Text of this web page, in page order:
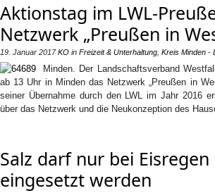
Aktionstag im LWL-
Netzwerk „Preußen in
19. Januar 2017 KO in Freizeit & Unterhaltung Kreis Minden -
Minden. Der Landschaftsverband
ab 13 Uhr in Minden das Netzwerk „Preußen in
seiner Übernahme durch den LWL im Jahr 2016
über das Netzwerk und die Neukonzeption des
Salz darf nur bei
eingesetzt werden